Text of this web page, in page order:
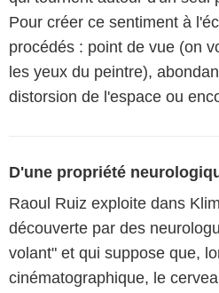
Pour créer ce sentiment à
procédés : point de vue (on
les yeux du peintre),
distorsion de l'espace ou
D'une propriété
Raoul Ruiz exploite dans
découverte par des
volant" et qui suppose que,
cinématographique, le